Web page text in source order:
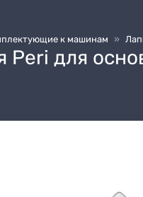
к машинам »
Peri для